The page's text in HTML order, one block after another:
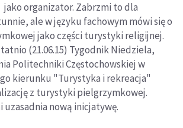
organizator. Zabrzmi to dla
ale w języku fachowym mówi się o
jako części turystyki religijnej.
(21.06.15) Tygodnik Niedziela,
Politechniki Częstochowskiej w
kierunku "Turystyka i rekreacja"
z turystyki pielgrzymkowej.
uzasadnia nową inicjatywę.